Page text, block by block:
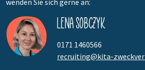
Lena Sobczyk
0171 1460566
recruiting@kita-